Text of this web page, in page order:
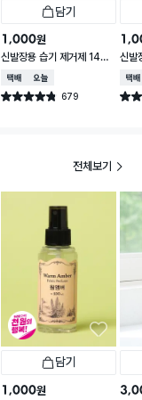
담기
1,000원
신발장용 습기 제거제 140
g
택배배송오늘배송
별점 4.8점 679
건 작성
신발
g X
택배
별점
전체보기
담기
1,000원